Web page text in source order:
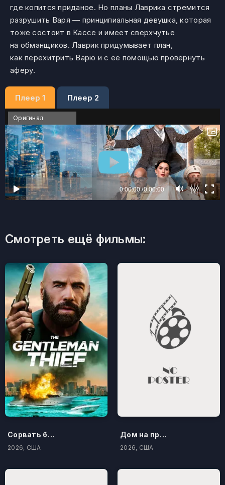
где копится приданое. Но планы Лаврика стремится
разрушить Варя — принципиальная девушка, которая
тоже состоит в Кассе и имеет сверхчутье
на обманщиков. Лаврик придумывает план,
как перехитрить Варю и с ее помощью провернуть
аферу.
Плеер 1 Плеер 2
Оригинал
Смотреть ещё фильмы:
Сорвать банк 3: Вор-джентльмен
2026, США
Дом на проклятом холме
2026, США